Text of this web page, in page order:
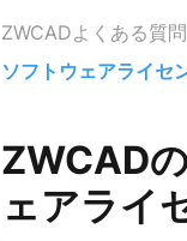
ZWCADよくある質問
ソフトウェアライセ
ZWCAD
ェアライ